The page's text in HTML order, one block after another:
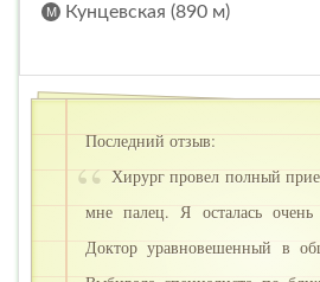
Кунцевская (890 м)
Последний отзыв:
Хирург провел полный
мне палец. Я осталась очень
Доктор уравновешенный в